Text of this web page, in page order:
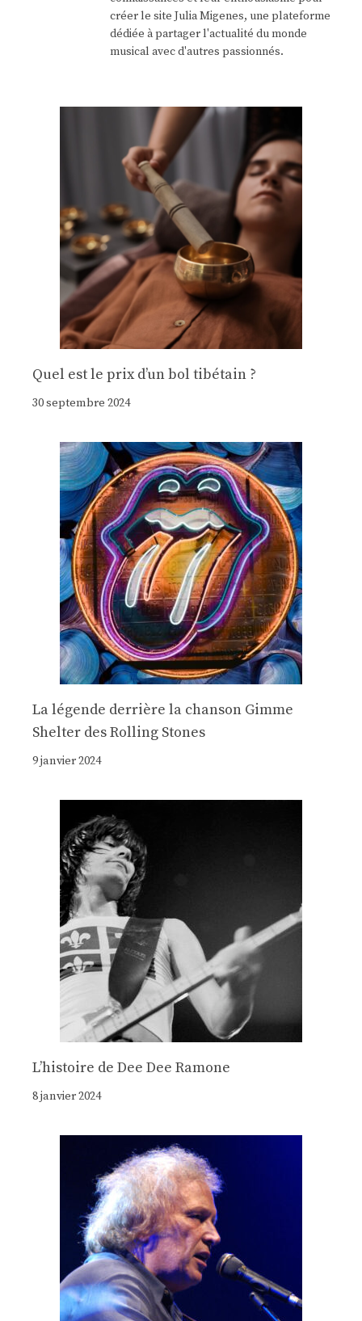
créer le site Julia Migenes, une plateforme
dédiée à partager l'actualité du monde
musical avec d'autres passionnés.
Quel est le prix d’un bol tibétain ?
30 septembre 2024
La légende derrière la chanson Gimme
Shelter des Rolling Stones
9 janvier 2024
Lʼhistoire de Dee Dee Ramone
8 janvier 2024